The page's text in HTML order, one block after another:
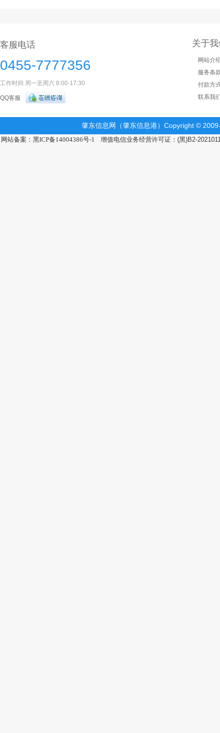
客服电话
0455-7777356
工作时间 周一至周六 8:00-17:30
QQ客服
关于
网站介
服务条
付款方
联系我
肇东信息网（肇东信息港）Copyright ©
网站备案：黑ICP备14004386号-1 增值电信业务经营许可证：(黑)B2-